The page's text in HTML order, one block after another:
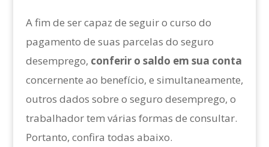
A fim de ser capaz de seguir o curso do
pagamento de suas parcelas do seguro
desemprego, conferir o saldo em sua conta
concernente ao benefício, e simultaneamente,
outros dados sobre o seguro desemprego, o
trabalhador tem várias formas de consultar.
Portanto, confira todas abaixo.